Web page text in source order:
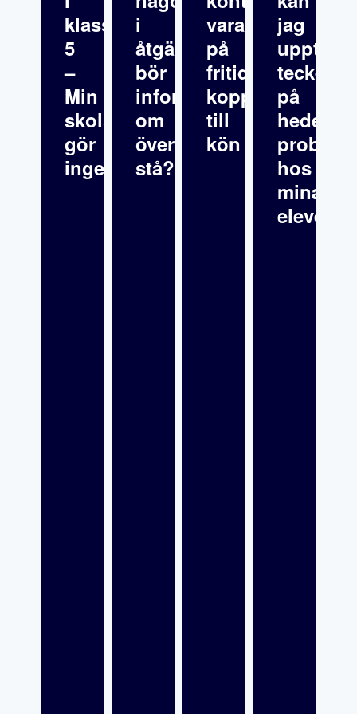
klass
5
–
Min
skolsköterska
gör
inget
i
åtgärdsprogrammet
bör
informationen
om
överklagande
stå?
varandra
på
fritids
kopplat
till
kön
jag
tecken
på
hos
mina
elever?